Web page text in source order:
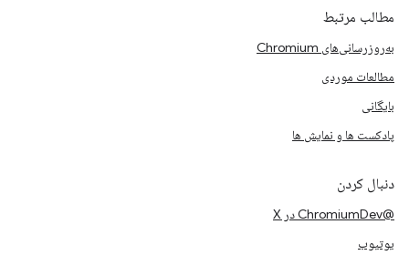
مطالب مرتبط
به‌روزرسانی‌های Chromium
مطالعات موردی
بایگانی
پادکست ها و نمایش ها
دنبال کردن
@ChromiumDev در X
یوتیوب